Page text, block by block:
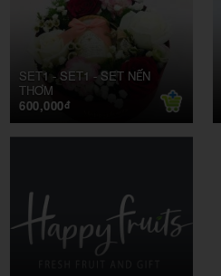
SET1 -SET1 - SET NẾN
THƠM
600,000đ